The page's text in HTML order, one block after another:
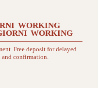
WORKING
WORKING
Free deposit for delayed
and confirmation.